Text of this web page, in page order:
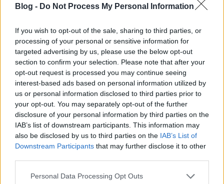
Blog - Do Not Process My Personal Information
If you wish to opt-out of the sale, sharing to third parties, or
processing of your personal or sensitive information for
targeted advertising by us, please use the below opt-out
section to confirm your selection. Please note that after your
opt-out request is processed you may continue seeing
interest-based ads based on personal information utilized by
us or personal information disclosed to third parties prior to
your opt-out. You may separately opt-out of the further
disclosure of your personal information by third parties on the
IAB’s list of downstream participants. This information may
also be disclosed by us to third parties on the IAB’s List of
Downstream Participants that may further disclose it to other
Please note that this website/app uses one or more Google
Personal Data Processing Opt Outs
Koko és a munkahét
Érvénytelen, érvénytelen, érvénytelen!
Tovább intézményesítik az állami
korrupciót?